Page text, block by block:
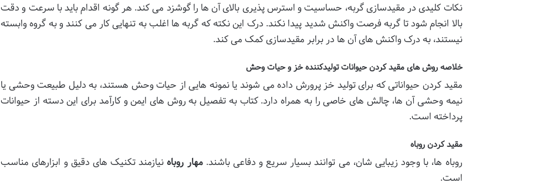
نکات کلیدی در مقیدسازی گربه، حساسیت و استرس پذیری بالای آن ها را گوشزد می کند. هر گونه اقدام باید با سرعت و دقت
بالا انجام شود تا گربه فرصت واکنش شدید پیدا نکند. درک این نکته که گربه ها اغلب به تنهایی کار می کنند و به گروه وابسته
نیستند، به درک واکنش های آن ها در برابر مقیدسازی کمک می کند.
خلاصه روش های مقید کردن حیوانات تولیدکننده خز و حیات وحش
مقید کردن حیواناتی که برای تولید خز پرورش داده می شوند یا نمونه هایی از حیات وحش هستند، به دلیل طبیعت وحشی یا
نیمه وحشی آن ها، چالش های خاصی را به همراه دارد. کتاب به تفصیل به روش های ایمن و کارآمد برای این دسته از حیوانات
پرداخته است.
مقید کردن روباه
روباه ها، با وجود زیبایی شان، می توانند بسیار سریع و دفاعی باشند.مهار روباهنیازمند تکنیک های دقیق و ابزارهای مناسب
است.